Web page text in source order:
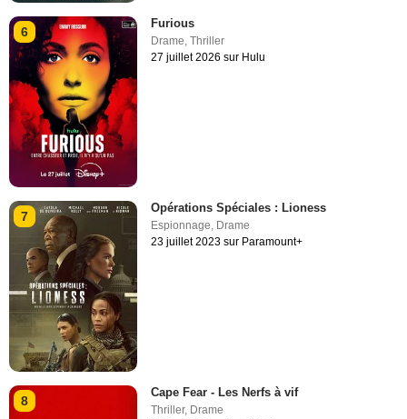
6
Furious
Drame,Thriller
27 juillet 2026 sur Hulu
7
Opérations Spéciales : Lioness
Espionnage, Drame
23 juillet 2023 sur Paramount+
8
Cape Fear - Les Nerfs à vif
Thriller, Drame